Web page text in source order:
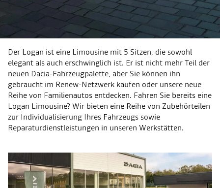
Der Logan ist eine Limousine mit 5 Sitzen, die sowohl
elegant als auch erschwinglich ist. Er ist nicht mehr Teil der
neuen Dacia-Fahrzeugpalette, aber Sie können ihn
gebraucht im Renew-Netzwerk kaufen oder unsere neue
Reihe von Familienautos entdecken. Fahren Sie bereits eine
Logan Limousine? Wir bieten eine Reihe von Zubehörteilen
zur Individualisierung Ihres Fahrzeugs sowie
Reparaturdienstleistungen in unseren Werkstätten.